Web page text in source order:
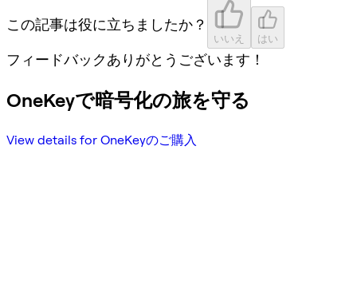
この記事は役に立ちましたか？
いいえ はい
フィードバックありがとうございます！
OneKeyで暗号化の旅を守る
View details for OneKeyのご購入